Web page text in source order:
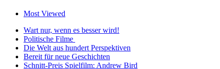
Most Viewed
Wart nur, wenn es besser wird!
Politische Filme
Die Welt aus hundert Perspektiven
Bereit für neue Geschichten
Schnitt-Preis Spielfilm: Andrew Bird